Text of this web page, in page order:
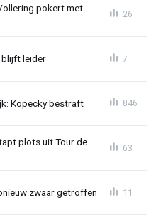
pokert met
26
blijft leider 7
Kopecky bestraft 846
plots uit Tour de
63
zwaar getroffen 11